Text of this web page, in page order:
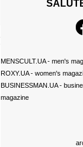
MENSCULT.UA- men's
ROXY.UA- women's
BUSINESSMAN.UA-
magazine